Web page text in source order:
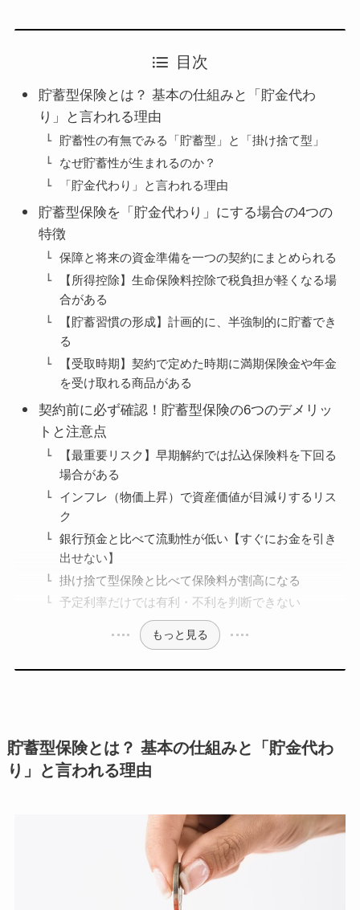
目次
貯蓄型保険とは？ 基本の仕組みと「貯金代わ
り」と言われる理由
貯蓄性の有無でみる「貯蓄型」と「掛け捨て型」
なぜ貯蓄性が生まれるのか？
「貯金代わり」と言われる理由
貯蓄型保険を「貯金代わり」にする場合の4つの
特徴
保障と将来の資金準備を一つの契約にまとめられる
【所得控除】生命保険料控除で税負担が軽くなる場
合がある
【貯蓄習慣の形成】計画的に、半強制的に貯蓄でき
る
【受取時期】契約で定めた時期に満期保険金や年金
を受け取れる商品がある
契約前に必ず確認！貯蓄型保険の6つのデメリッ
トと注意点
【最重要リスク】早期解約では払込保険料を下回る
場合がある
インフレ（物価上昇）で資産価値が目減りするリス
ク
銀行預金と比べて流動性が低い【すぐにお金を引き
出せない】
掛け捨て型保険と比べて保険料が割高になる
予定利率だけでは有利・不利を判断できない
もっと見る
貯蓄型保険とは？ 基本の仕組みと「貯金代わ
り」と言われる理由